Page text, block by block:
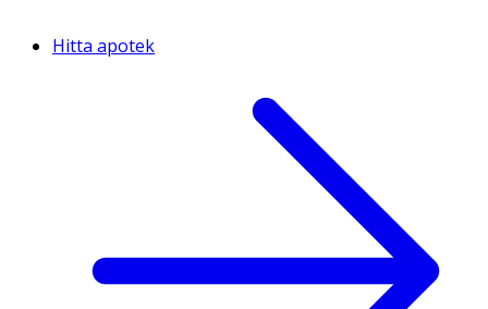
Hitta apotek